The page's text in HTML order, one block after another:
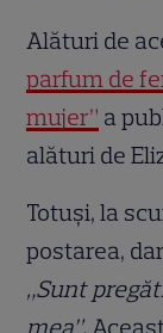
Alături de
parfum de
mujer” a
alături de
Totuși, la
postarea,
„Sunt